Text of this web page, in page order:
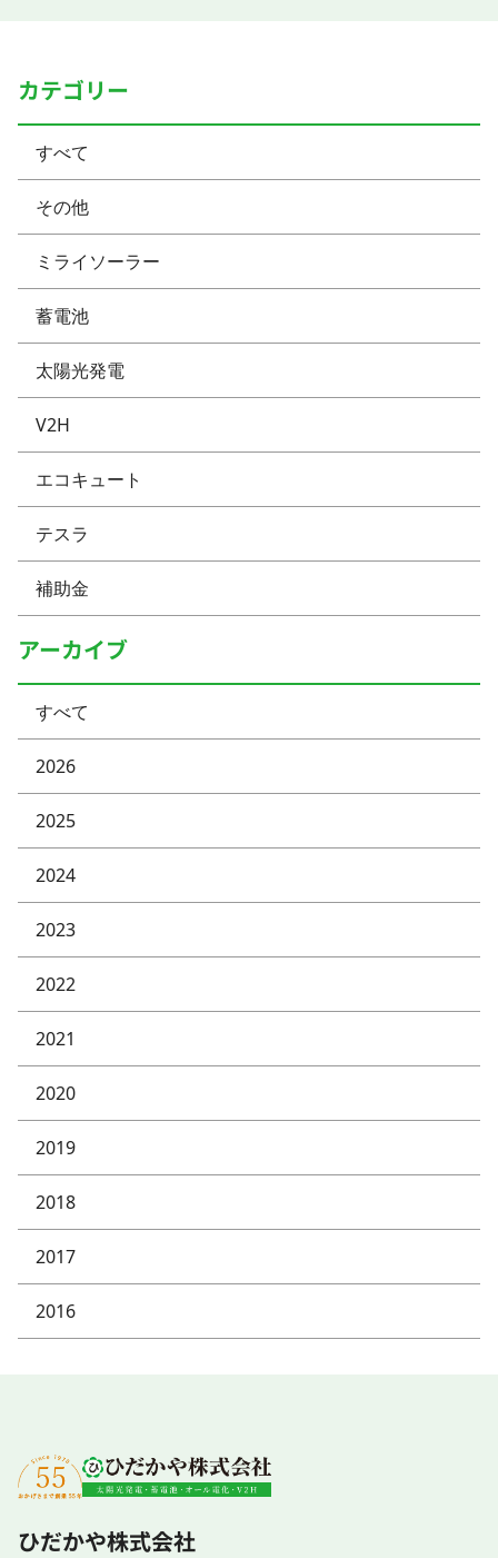
カテゴリー
すべて
その他
ミライソーラー
蓄電池
太陽光発電
V2H
エコキュート
テスラ
補助金
アーカイブ
すべて
2026
2025
2024
2023
2022
2021
2020
2019
2018
2017
2016
ひだかや株式会社